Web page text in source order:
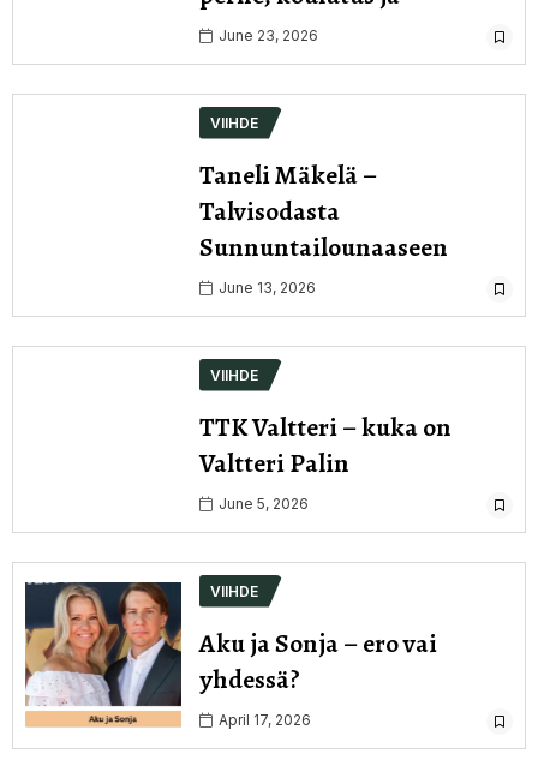
June 23, 2026
VIIHDE
Taneli Mäkelä –
Talvisodasta
Sunnuntailounaaseen
June 13, 2026
VIIHDE
TTK Valtteri – kuka on
Valtteri Palin
June 5, 2026
VIIHDE
Aku ja Sonja – ero vai
yhdessä?
April 17, 2026